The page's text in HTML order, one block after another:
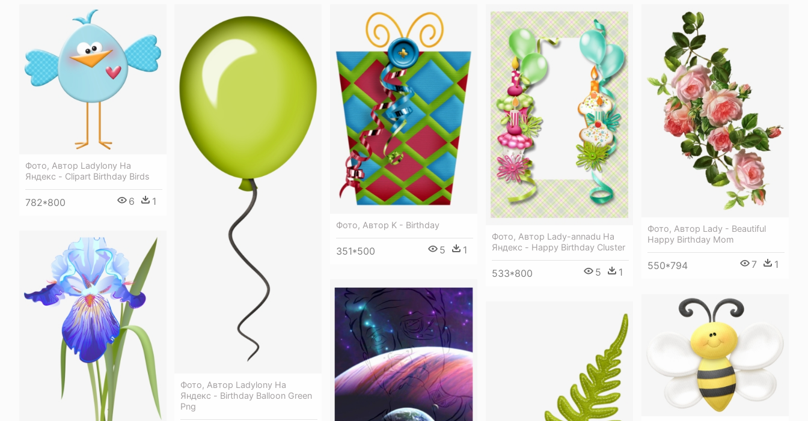
Фото, Автор Ladylony На
Яндекс - Clipart Birthday Birds
782*800 6 1
Фото, Автор Ladylony На
Яндекс - Birthday Balloon Green
Png
Фото, Автор K - Birthday
351*500 5 1
Фото, Автор Lady-annadu На
Яндекс - Happy Birthday Cluster
533*800 5 1
Фото, Автор Lady - Beautiful
Happy Birthday Mom
550*794 7 1